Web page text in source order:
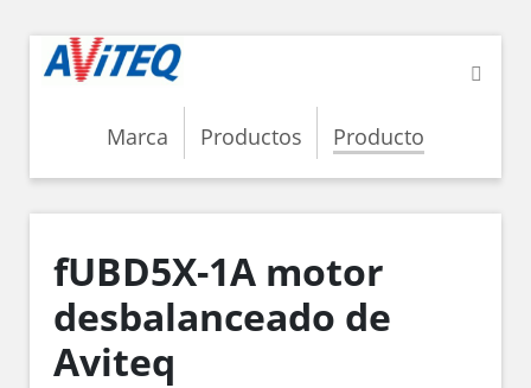
Marca Productos Producto
fUBD5X-1A motor
desbalanceado de
Aviteq